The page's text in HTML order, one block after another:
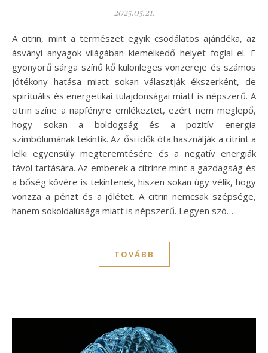
2025.05.21.
A citrin, mint a természet egyik csodálatos ajándéka, az
ásványi anyagok világában kiemelkedő helyet foglal el. E
gyönyörű sárga színű kő különleges vonzereje és számos
jótékony hatása miatt sokan választják ékszerként, de
spirituális és energetikai tulajdonságai miatt is népszerű. A
citrin színe a napfényre emlékeztet, ezért nem meglepő,
hogy sokan a boldogság és a pozitív energia
szimbólumának tekintik. Az ősi idők óta használják a citrint a
lelki egyensúly megteremtésére és a negatív energiák
távol tartására. Az emberek a citrinre mint a gazdagság és
a bőség kövére is tekintenek, hiszen sokan úgy vélik, hogy
vonzza a pénzt és a jólétet. A citrin nemcsak szépsége,
hanem sokoldalúsága miatt is népszerű. Legyen szó…
TOVÁBB